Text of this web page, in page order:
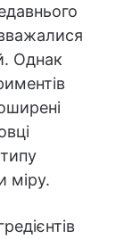
Однак
міру.